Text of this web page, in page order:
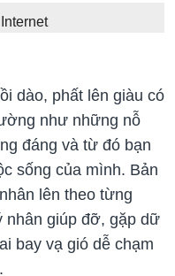
dào, phất lên giàu có
như những nỗ
đáng và từ đó bạn
sống của mình. Bản
lên theo từng
nhân giúp đỡ, gặp dữ
bay vạ gió dễ chạm